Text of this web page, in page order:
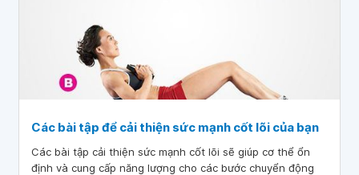
Các bài tập để cải thiện sức mạnh cốt lõi của bạn
Các bài tập cải thiện sức mạnh cốt lõi sẽ giúp cơ thể ổn
định và cung cấp năng lượng cho các bước chuyển động